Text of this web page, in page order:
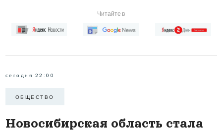
Читайте в
сегодня 22:00
ОБЩЕСТВО
Новосибирская область стала